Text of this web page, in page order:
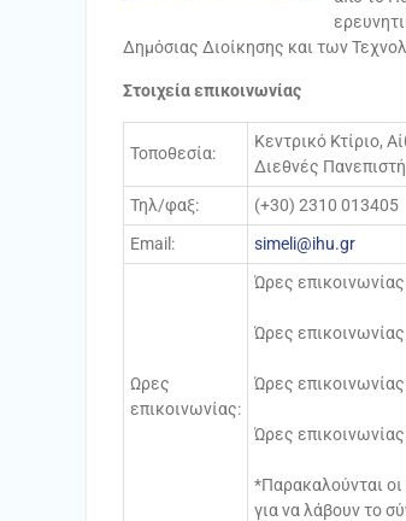
Δημόσιας Διοίκησης και των
Στοιχεία επικοινωνίας
Τοποθεσία:
Κεντρικό Κτίριο,
Διεθνές
Τηλ/φαξ:
(+30) 2310 013405
Email:
simeli@ihu.gr
Ωρες
επικοινωνίας:
Ώρες
Ώρες
Ώρες
Ώρες
*Παρακαλούνται
για να λάβουν το